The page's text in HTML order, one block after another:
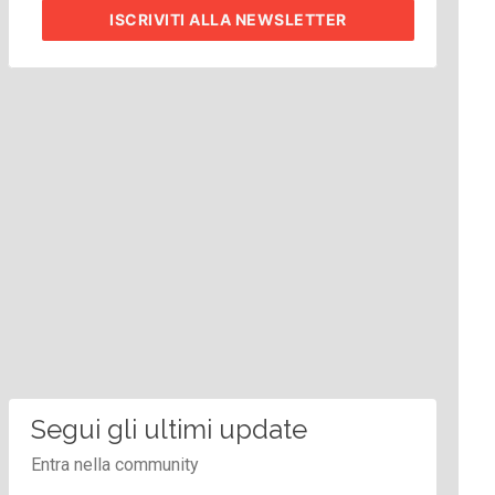
ISCRIVITIALLA NEWSLETTER
Segui gli ultimi update
Entra nella community